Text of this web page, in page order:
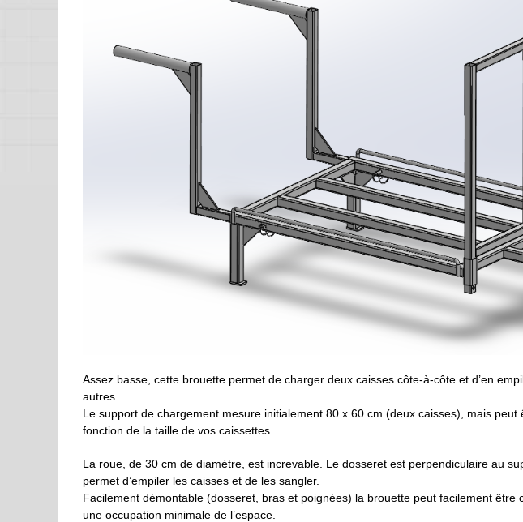
Assez basse, cette brouette permet de charger deux caisses côte-à-côte et d’en
autres.
Le support de chargement mesure initialement 80 x 60 cm (deux caisses), mais peut
fonction de la taille de vos caissettes.
La roue, de 30 cm de diamètre, est increvable. Le dosseret est perpendiculaire au
permet d’empiler les caisses et de les sangler.
Facilement démontable (dosseret, bras et poignées) la brouette peut facilement être
une occupation minimale de l’espace.